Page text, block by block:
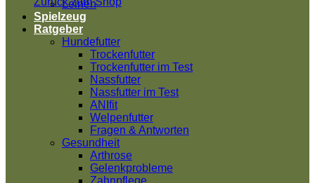
Leinen
Spielzeug
Ratgeber
Hundefutter
Trockenfutter
Trockenfutter im Test
Nassfutter
Nassfutter im Test
ANIfit
Welpenfutter
Fragen & Antworten
Gesundheit
Arthrose
Gelenkprobleme
Zahnpflege